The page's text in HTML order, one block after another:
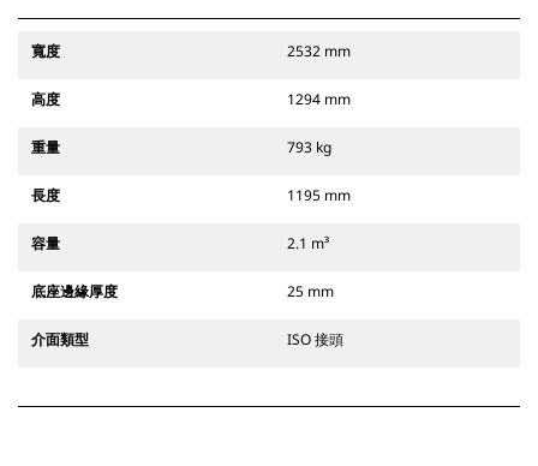
寬度 2532 mm
高度 1294 mm
重量 793 kg
長度 1195 mm
容量 2.1 m³
底座邊緣厚度 25 mm
介面類型 ISO 接頭